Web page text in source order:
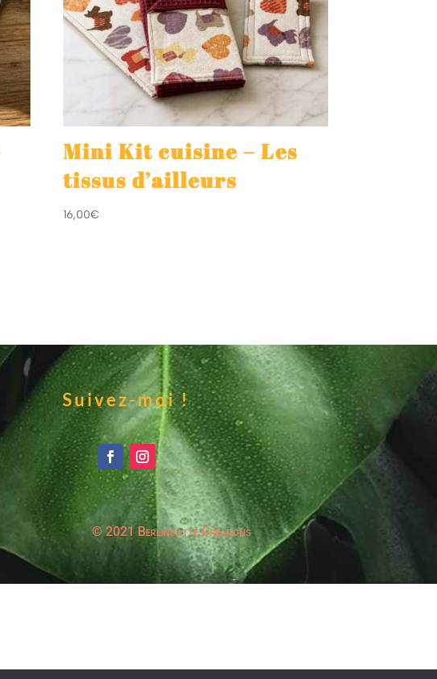
Mini Kit cuisine – Les
tissus d’ailleurs
16,00€
Suivez-moi !
© 2021 Berlingotte Créations